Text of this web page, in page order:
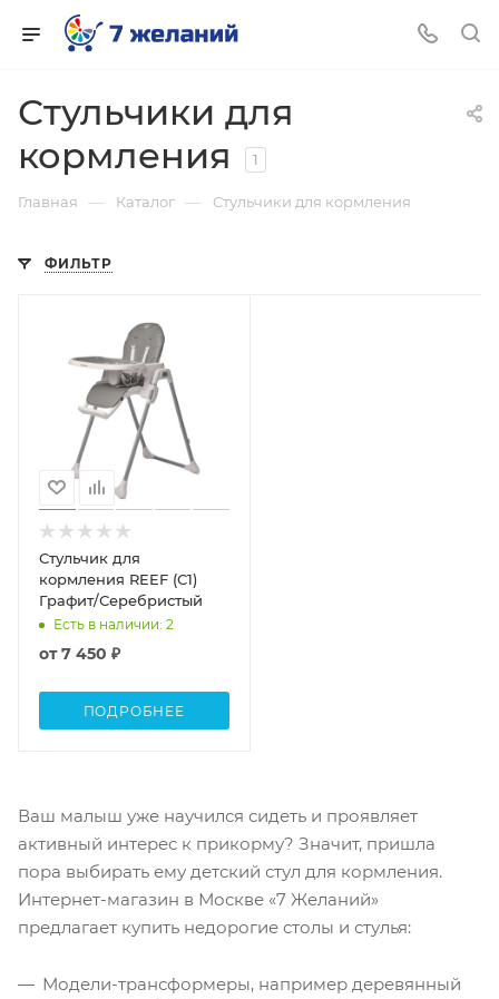
Стульчики для
кормления
1
Главная — Каталог — Стульчики для кормления
ФИЛЬТР
Стульчик для
кормления REEF (С1)
Графит/Серебристый
Есть в наличии: 2
от7 450 ₽
ПОДРОБНЕЕ
Ваш малыш уже научился сидеть и проявляет
активный интерес к прикорму? Значит, пришла
пора выбирать ему детский стул для кормления.
Интернет-магазин в Москве «7 Желаний»
предлагает купить недорогие столы и стулья:
Модели-трансформеры, например деревянный